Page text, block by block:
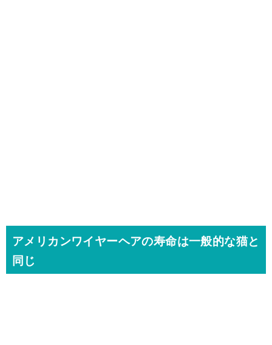
アメリカンワイヤーヘアの寿命は一般的な猫と
同じ